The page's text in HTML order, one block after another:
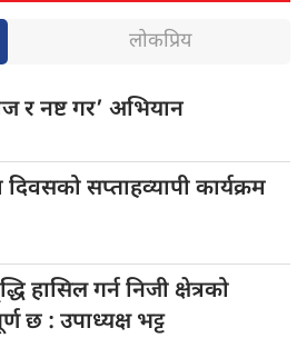
लोकप्रिय
र नष्ट गर’ अभियान
दिवसको सप्ताहव्यापी कार्यक्रम
हासिल गर्न निजी क्षेत्रको
छ : उपाध्यक्ष भट्ट